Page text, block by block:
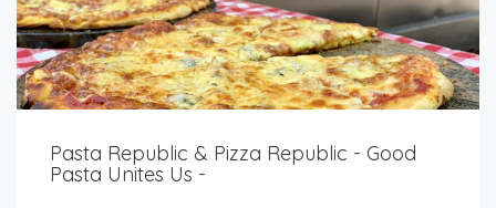
Pasta Republic & Pizza Republic - Good
Pasta Unites Us -